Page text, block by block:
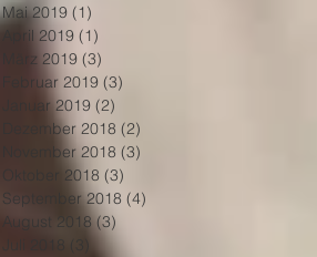
Mai 2019 (1)
April 2019 (1)
März 2019 (3)
Februar 2019 (3)
Januar 2019 (2)
Dezember 2018 (2)
November 2018 (3)
Oktober 2018 (3)
September 2018 (4)
August 2018 (3)
Juli 2018 (3)